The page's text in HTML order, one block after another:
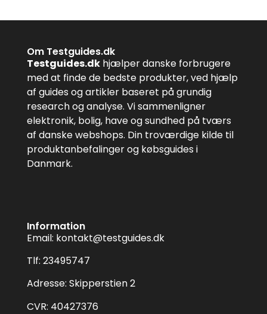
Om Testguides.dk
Testguides.dk hjælper danske forbrugere
med at finde de bedste produkter, ved hjælp
af guides og artikler baseret på grundig
research og analyse. Vi sammenligner
elektronik, bolig, have og sundhed på tværs
af danske webshops. Din troværdige kilde til
produktanbefalinger og købsguides i
Danmark.
Information
Email: kontakt@testguides.dk
Tlf: 23495747
Adresse: Skipperstien 2
CVR: 40427376